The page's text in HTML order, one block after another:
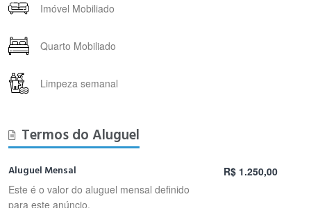
Imóvel Mobiliado
Quarto Mobiliado
Limpeza semanal
Termos do Aluguel
Aluguel Mensal
Este é o valor do aluguel mensal definido
para este anúncio.
R$ 1.250,00